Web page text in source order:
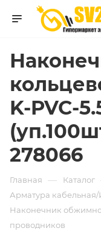
K-PVC-
278066
Главная — Каталог
Арматура
Наконечник
проводников